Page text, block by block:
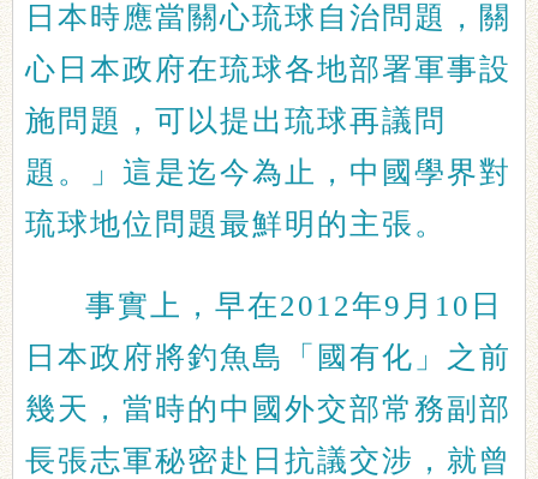
日本時應當關心琉球自治問題，關
心日本政府在琉球各地部署軍事設
施問題，可以提出琉球再議問
題。」這是迄今為止，中國學界對
琉球地位問題最鮮明的主張。
事實上，早在2012年9月10日
日本政府將釣魚島「國有化」之前
幾天，當時的中國外交部常務副部
長張志軍秘密赴日抗議交涉，就曾